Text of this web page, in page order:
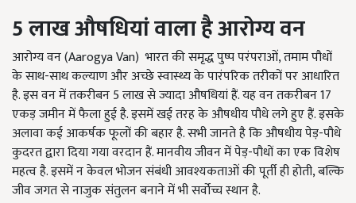
5लाख औषधियां वाला है आरोग्य वन
आरोग्य वन (Aarogya Van) भारत की समृद्ध पुष्प परंपराओं,तमाम पौधों
के साथ-साथ कल्याण और अच्छे स्वास्थ्य के पारंपरिक तरीकों पर आधारित
है. इस वन में तकरीबन 5 लाख से ज्यादा औषधियां हैं. यह वन तकरीबन 17
एकड़ जमीन में फैला हुई है. इसमें खई तरह के औषधीय पौधे लगे हुए हैं. इसके
अलावा कई आकर्षक फूलों की बहार है. सभी जानते है कि औषधीय पेड़-पौधे
कुदरत द्वारा दिया गया वरदान हैं. मानवीय जीवन में पेड़-पौधों का एक विशेष
महत्व है. इसमें न केवल भोजन संबंधी आवश्यकताओं की पूर्ती ही होती,बल्कि
जीव जगत से नाजुक संतुलन बनाने में भी सर्वोच्च स्थान है.